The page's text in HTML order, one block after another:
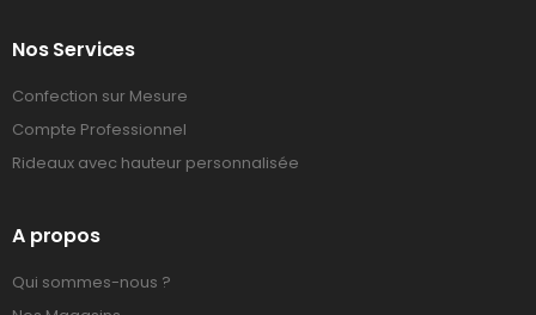
Nos Services
Confection sur Mesure
Compte Professionnel
Rideaux avec hauteur personnalisée
A propos
Qui sommes-nous ?